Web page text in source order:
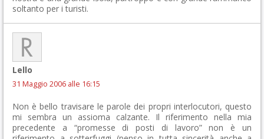
soltanto per i turisti.
Lello
31 Maggio 2006 alle 16:15
Non è bello travisare le parole dei propri interlocutori, questo
mi sembra un assioma calzante. Il riferimento nella mia
precedente a “promesse di posti di lavoro” non è un